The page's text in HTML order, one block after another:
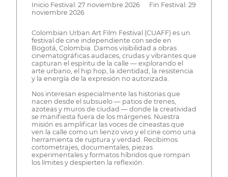
Inicio Festival: 27 noviembre 2026 Fin Festival: 29
noviembre 2026
Colombian Urban Art Film Festival (CUAFF) es un
festival de cine independiente con sede en
Bogotá, Colombia. Damos visibilidad a obras
cinematográficas audaces, crudas y vibrantes que
capturan el espíritu de la calle — explorando el
arte urbano, el hip hop, la identidad, la resistencia
y la energía de la expresión no autorizada.
Nos interesan especialmente las historias que
nacen desde el subsuelo — patios de trenes,
azoteas y muros de ciudad — donde la creatividad
se manifiesta fuera de los márgenes. Nuestra
misión es amplificar las voces de cineastas que
ven la calle como un lienzo vivo y el cine como una
herramienta de ruptura y verdad. Recibimos
cortometrajes, documentales, piezas
experimentales y formatos híbridos que rompan
los límites y despierten la reflexión.